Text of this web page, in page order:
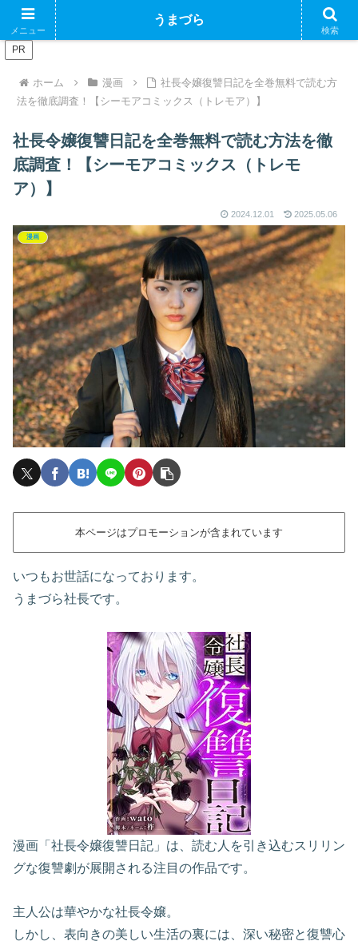
ブログで収益化できるかやってみるブログ
PR
ホーム 漫画
社長令嬢復讐日記を全巻無料で読む方
法を徹底調査！【シーモアコミックス（トレモア）】
社長令嬢復讐日記を全巻無料で読む方法を徹
底調査！【シーモアコミックス（トレモ
ア）】
2024.12.01 2025.05.06
漫画
本ページはプロモーションが含まれています
いつもお世話になっております。
うまづら社長です。
漫画「社長令嬢復讐日記」は、読む人を引き込むスリリン
グな復讐劇が展開される注目の作品です。
主人公は華やかな社長令嬢。
しかし、表向きの美しい生活の裏には、深い秘密と復讐心
メニュー
うまづら
検索